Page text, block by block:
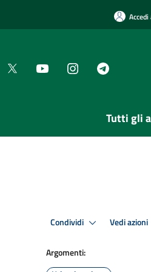
Tutti gli
Condividi Vedi azioni
Argomenti: